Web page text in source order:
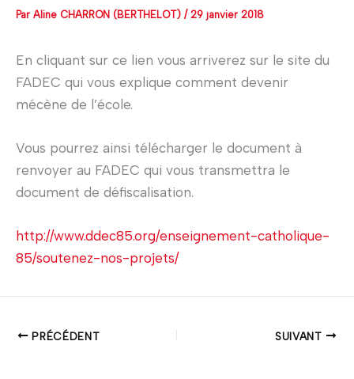
Par Aline CHARRON (BERTHELOT) / 29 janvier 2018
En cliquant sur ce lien vous arriverez sur le site du
FADEC qui vous explique comment devenir
mécène de l’école.
Vous pourrez ainsi télécharger le document à
renvoyer au FADEC qui vous transmettra le
document de défiscalisation.
http://www.ddec85.org/enseignement-catholique-
85/soutenez-nos-projets/
PRÉCÉDENT SUIVANT